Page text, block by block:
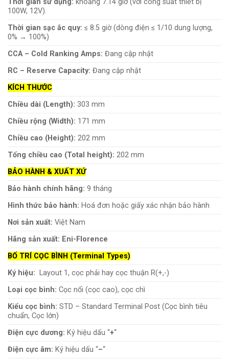
100W, 12V).
Thời gian sạc ắc quy: ≤ 8.5 giờ (dòng điện ≤ 1/10 dung lượng,
0% → 100%)
CCA – Cold Ranking Amps: Đang cập nhật
RC – Reserve Capacity: Đang cập nhật
KÍCH THƯỚC
Chiều dài (Length): 303 mm
Chiều rộng (Width): 171 mm
Chiều cao (Height): 202 mm
Tổng chiều cao (Total height): 202 mm
BẢO HÀNH & XUẤT XỨ
Bảo hành chính hãng: 9 tháng
Hình thức bảo hành: Hoá đơn hoặc giấy xác nhận bảo hành
Nơi sản xuất: Việt Nam
Hãng sản xuất: Eni-Florence
BỐ TRÍ CỌC BÌNH (Terminal Types)
Ký hiệu: Layout 1, cọc phải hay cọc thuận R(+,-)
Loại cọc bình: Cọc nổi (cọc cao), cọc chì
Kiểu cọc bình: STD – Standard Terminal Post (Cọc bình tiêu
chuẩn, Cọc lớn)
Điện cực dương: Ký hiệu dấu “+“
Điện cực âm: Ký hiệu dấu “–“